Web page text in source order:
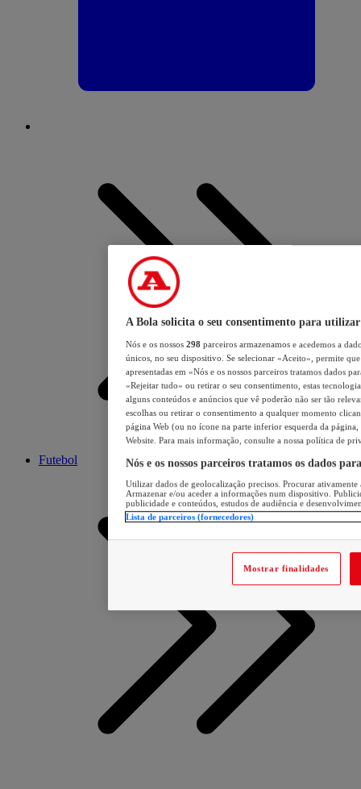
Futebol
A Bola solicita o seu consentimento para utilizar
Nós e os nossos 298 parceiros armazenamos e acedemos a
únicos, no seu dispositivo. Se selecionar «Aceito», permite
apresentadas em «Nós e os nossos parceiros tratamos dados
«Rejeitar tudo» ou retirar o seu consentimento, estas
alguns conteúdos e anúncios que vê poderão não ser tão
escolhas ou retirar o consentimento a qualquer momento
página Web (ou no ícone na parte inferior esquerda da página,
Website. Para mais informação, consulte a nossa política de
Nós e os nossos parceiros tratamos os dados
Utilizar dados de geolocalização precisos. Procurar
Armazenar e/ou aceder a informações num dispositivo.
publicidade e conteúdos, estudos de audiência e
Lista de parceiros (fornecedores)
Mostrar finalidades